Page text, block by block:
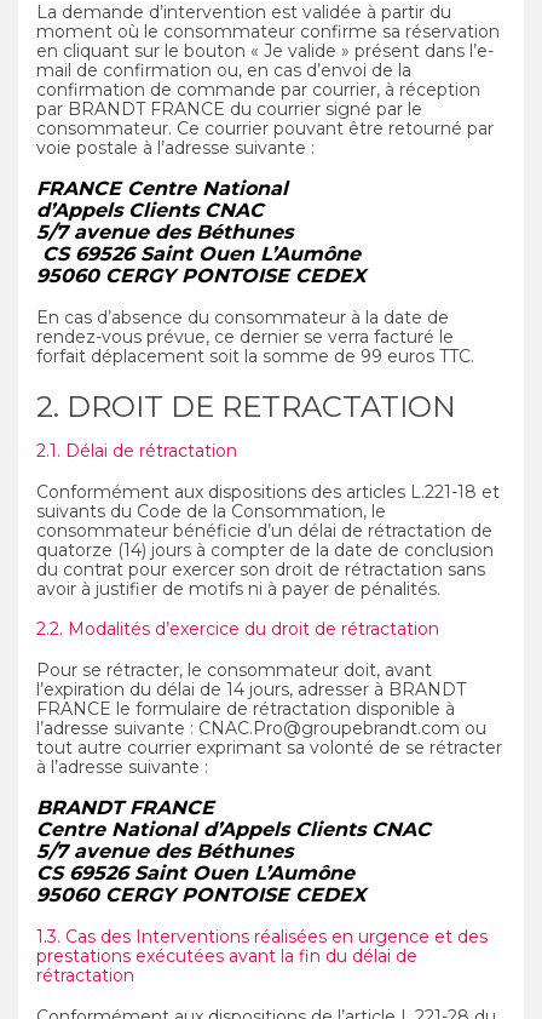
La demande d’intervention est validée à partir du
moment où le consommateur confirme sa réservation
en cliquant sur le bouton « Je valide » présent dans l’e-
mail de confirmation ou, en cas d’envoi de la
confirmation de commande par courrier, à réception
par BRANDT FRANCE du courrier signé par le
consommateur. Ce courrier pouvant être retourné par
voie postale à l’adresse suivante :
FRANCE Centre National
d’Appels Clients CNAC
5/7 avenue des Béthunes
CS 69526 Saint Ouen L’Aumône
95060 CERGY PONTOISE CEDEX
En cas d’absence du consommateur à la date de
rendez-vous prévue, ce dernier se verra facturé le
forfait déplacement soit la somme de 99 euros TTC.
2. DROIT DE RETRACTATION
2.1. Délai de rétractation
Conformément aux dispositions des articles L.221-18 et
suivants du Code de la Consommation, le
consommateur bénéficie d’un délai de rétractation de
quatorze (14) jours à compter de la date de conclusion
du contrat pour exercer son droit de rétractation sans
avoir à justifier de motifs ni à payer de pénalités.
2.2. Modalités d’exercice du droit de rétractation
Pour se rétracter, le consommateur doit, avant
l’expiration du délai de 14 jours, adresser à BRANDT
FRANCE le formulaire de rétractation disponible à
l’adresse suivante : CNAC.Pro@groupebrandt.com ou
tout autre courrier exprimant sa volonté de se rétracter
à l’adresse suivante :
BRANDT FRANCE
Centre National d’Appels Clients CNAC
5/7 avenue des Béthunes
CS 69526 Saint Ouen L’Aumône
95060 CERGY PONTOISE CEDEX
1.3. Cas des Interventions réalisées en urgence et des
prestations exécutées avant la fin du délai de
rétractation